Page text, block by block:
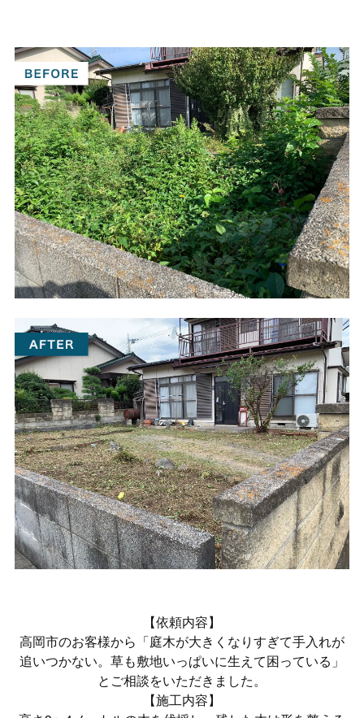
【依頼内容】
高岡市のお客様から「庭木が大きくなりすぎて手入れが
追いつかない。草も敷地いっぱいに生えて困っている」
とご相談をいただきました。
【施工内容】